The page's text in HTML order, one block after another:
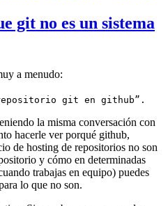
git no es un sistema
a menudo:
git en github”.
la misma conversación con
hacerle ver porqué github,
de hosting de repositorios no son
y cómo en determinadas
trabajas en equipo) puedes
lo que no son.